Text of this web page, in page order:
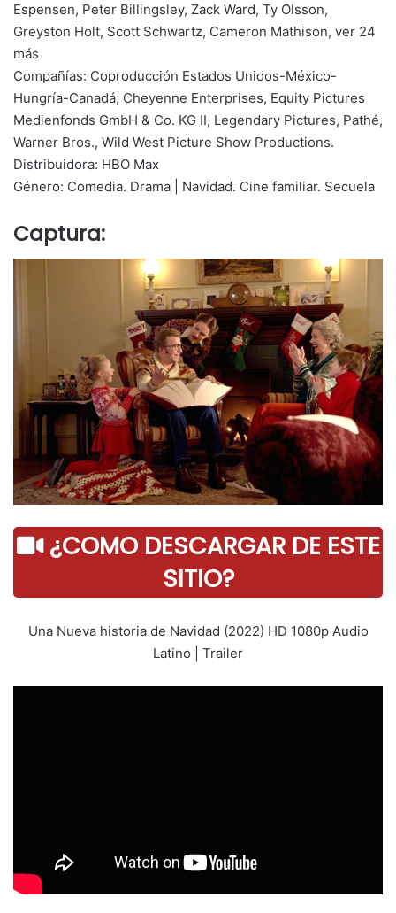
Espensen, Peter Billingsley, Zack Ward, Ty Olsson,
Greyston Holt, Scott Schwartz, Cameron Mathison, ver 24
más
Compañías: Coproducción Estados Unidos-México-
Hungría-Canadá; Cheyenne Enterprises, Equity Pictures
Medienfonds GmbH & Co. KG II, Legendary Pictures, Pathé,
Warner Bros., Wild West Picture Show Productions.
Distribuidora: HBO Max
Género: Comedia. Drama | Navidad. Cine familiar. Secuela
Captura:
¿COMO DESCARGAR DE ESTE
SITIO?
Una Nueva historia de Navidad (2022) HD 1080p Audio
Latino | Trailer